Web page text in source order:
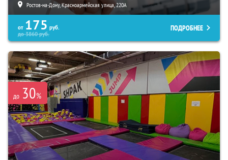
Ростов-на-Дону, Красноармейская улица, 220А
от 175 руб.
до3860руб.
ПОДРОБНЕЕ
до 30%